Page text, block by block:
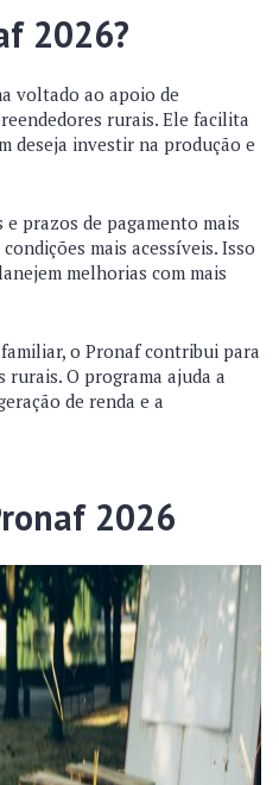
2026?
voltado ao apoio de
rurais. Ele facilita
deseja investir na produção e
prazos de pagamento mais
mais acessíveis. Isso
melhorias com mais
o Pronaf contribui para
O programa ajuda a
de renda e a
2026